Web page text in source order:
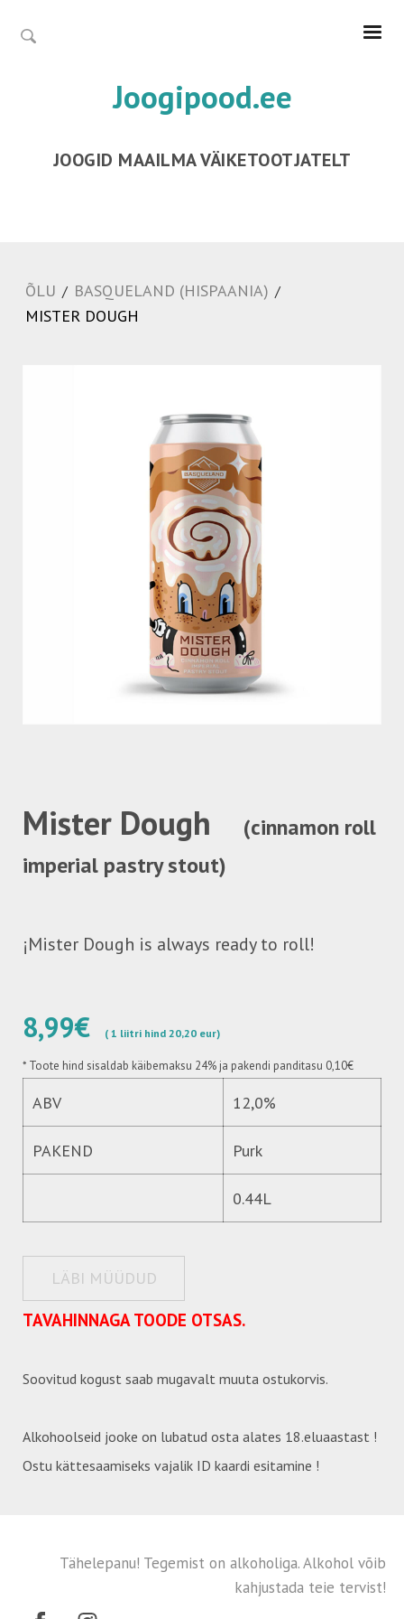
Joogipood.ee
JOOGID MAAILMA VÄIKETOOTJATELT
ÕLU / BASQUELAND (HISPAANIA) /
MISTER DOUGH
Mister Dough
(cinnamon roll
imperial pastry stout)
¡Mister Dough is always ready to roll!
8,99€ ( 1 liitri hind 20,20 eur)
* Toote hind sisaldab käibemaksu 24% ja pakendi panditasu 0,10€
ABV 12,0%
PAKEND Purk
0.44L
LÄBI MÜÜDUD
TAVAHINNAGA TOODE OTSAS.
Soovitud kogust saab mugavalt muuta ostukorvis.
Alkohoolseid jooke on lubatud osta alates 18.eluaastast !
Ostu kättesaamiseks vajalik ID kaardi esitamine !
Tähelepanu! Tegemist on alkoholiga. Alkohol võib
kahjustada teie tervist!